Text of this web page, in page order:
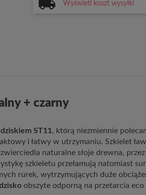
Wyświetl koszt wysyłki
+ czarny
ST11, którą niezmiennie
i łatwy w utrzymaniu. Szkielet
naturalne słoje drewna,
szkieletu przełamują natomiast
rurek, wytrzymujących duże
obszyte odporną na przetarcia eco